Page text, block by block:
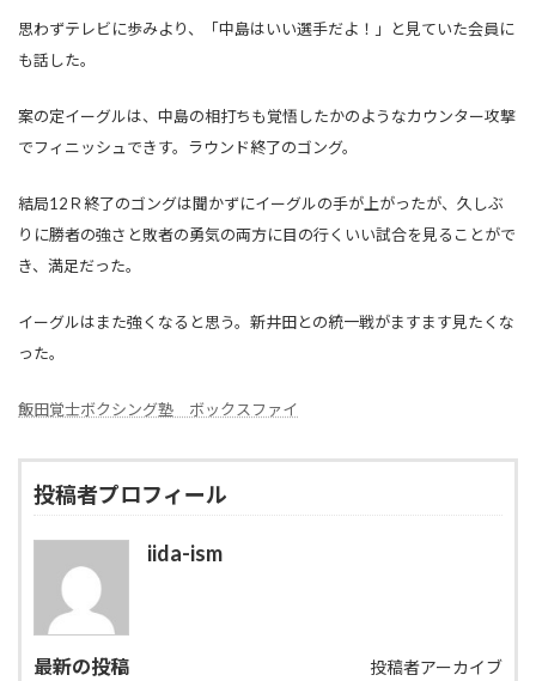
思わずテレビに歩みより、「中島はいい選手だよ！」と見ていた会員に
も話した。
案の定イーグルは、中島の相打ちも覚悟したかのようなカウンター攻撃
でフィニッシュできす。ラウンド終了のゴング。
結局12Ｒ終了のゴングは聞かずにイーグルの手が上がったが、久しぶ
りに勝者の強さと敗者の勇気の両方に目の行くいい試合を見ることがで
き、満足だった。
イーグルはまた強くなると思う。新井田との統一戦がますます見たくな
った。
飯田覚士ボクシング塾 ボックスファイ
投稿者プロフィール
iida-ism
最新の投稿 投稿者アーカイブ